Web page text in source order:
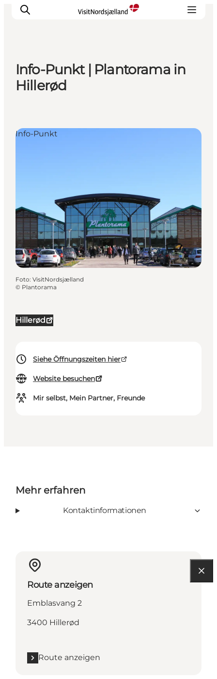
Highlights
Städte
Info-Punkt | Plantorama in
Hillerød
Hillerød
Siehe Öffnungszeiten hier
Website besuchen
Mir selbst, Mein Partner, Freunde
Info-Punkt
Foto: VisitNordsjælland
© Plantorama
Mehr erfahren
Kontaktinformationen
Route anzeigen
Emblasvang 2
3400 Hillerød
Route anzeigen